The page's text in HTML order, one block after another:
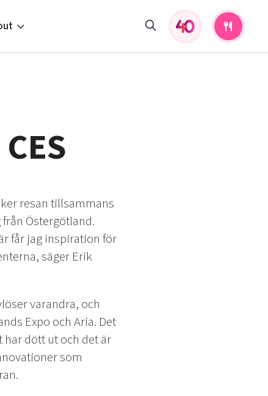
resan tillsammans
Östergötland.
får jag inspiration för
säger Erik
varandra, och
Expo och Aria. Det
har dött ut och det är
som